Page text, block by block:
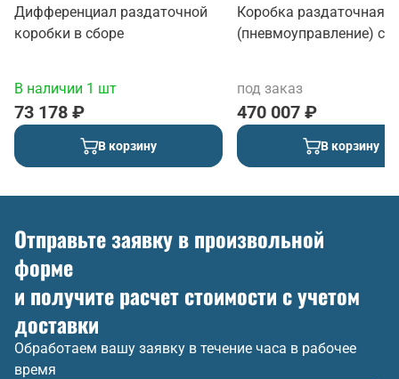
Дифференциал раздаточной
коробки в сборе
В наличии 1 шт
73 178 ₽
В корзину
Коробка раздаточная
(пневмоуправление) с
под заказ
470 007 ₽
В корзину
Отправьте заявку в произвольной
форме
и получите расчет стоимости с учетом
доставки
Обработаем вашу заявку в течение часа в рабочее
время